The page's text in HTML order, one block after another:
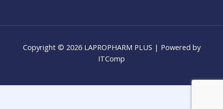
Copyright © 2026 LAPROPHARM PLUS | Powered by
ITComp